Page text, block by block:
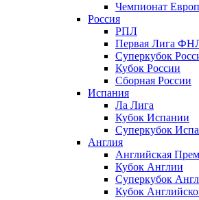
Чемпионат
Россия
РПЛ
Первая Лига
Суперкубок
Кубок России
Сборная России
Испания
Ла Лига
Кубок Испании
Суперкубок
Англия
Английская
Кубок Англии
Суперкубок
Кубок